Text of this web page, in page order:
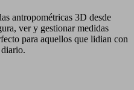
antropométricas 3D desde
ver y gestionar medidas
para aquellos que lidian con